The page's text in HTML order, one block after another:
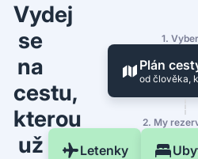
Vydej
se
na
cestu,
kterou
už
1.
Plán
od člověka,
2. My
Letenky